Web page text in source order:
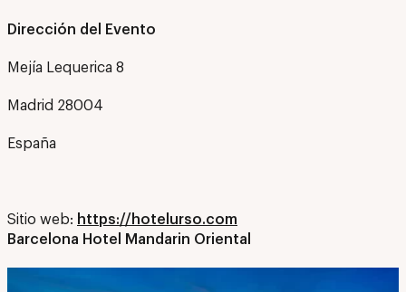
Dirección del Evento
Mejía Lequerica 8
Madrid 28004
España
Sitio web: https://hotelurso.com
Barcelona Hotel Mandarin Oriental